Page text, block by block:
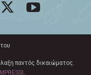
παντός δικαιώματος.
.